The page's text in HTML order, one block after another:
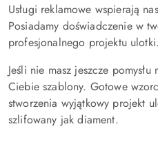
Usługi reklamowe wspierają
Posiadamy doświadczenie w
profesjonalnego projektu ulotki.
Jeśli nie masz jeszcze
Ciebie szablony. Gotowe
stworzenia wyjątkowy projekt
szlifowany jak diament.